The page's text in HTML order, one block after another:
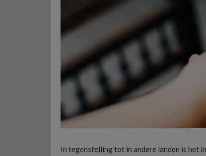
In tegenstelling tot in andere landen is het